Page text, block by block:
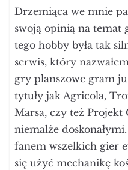
Drzemiąca we mnie
swoją opinią na temat
tego hobby była tak
serwis, który
gry planszowe gram
tytuły jak Agricola,
Marsa, czy też Projekt
niemalże
fanem wszelkich gier
się użyć mechanikę